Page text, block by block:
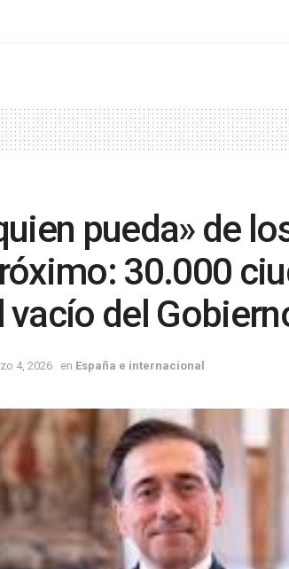
pueda» de
30.000
vacío del
4, 2026 en España e internacional